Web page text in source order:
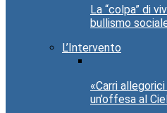
La “colpa” di
bullismo
L’Intervento
«Carri
un’offesa al